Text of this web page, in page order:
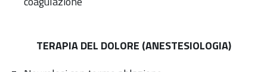
TERAPIA DEL DOLORE (ANESTESIOLOGIA)